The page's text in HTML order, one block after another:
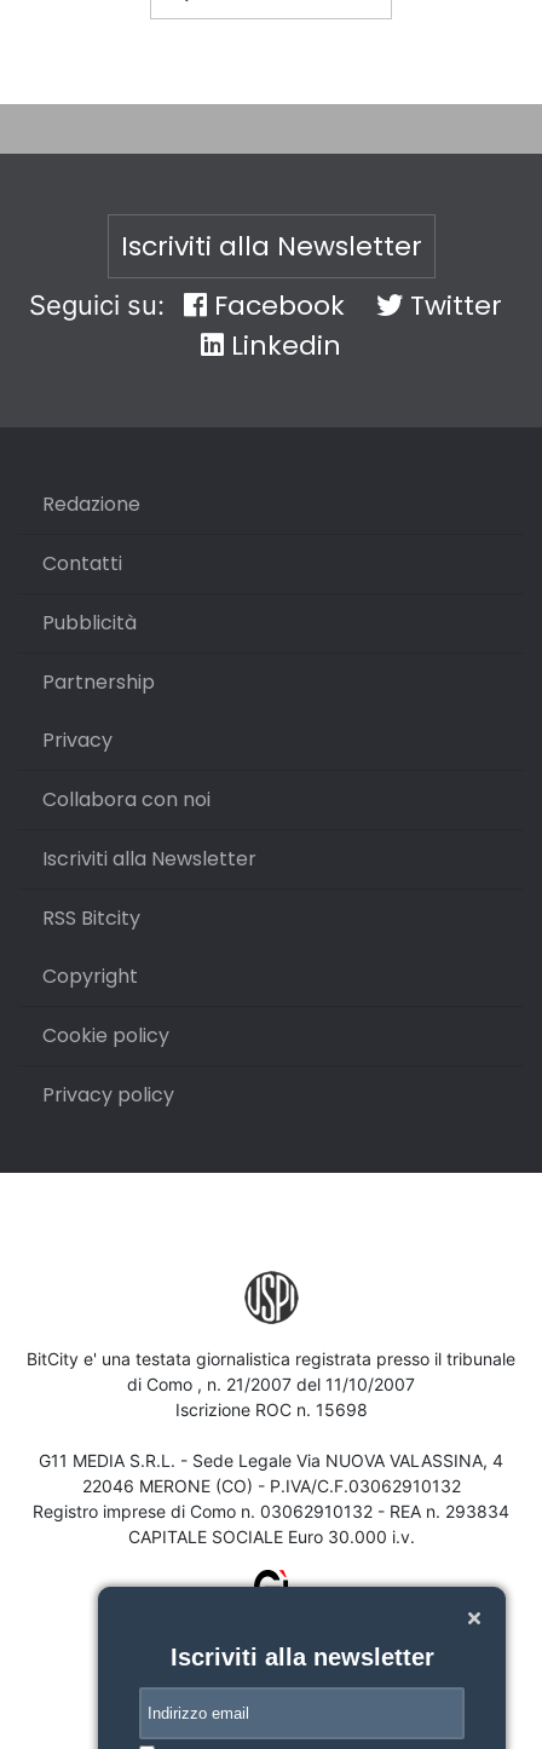
Iscriviti alla Newsletter
Seguici su: Facebook
Twitter
Linkedin
Redazione
Contatti
Pubblicità
Partnership
Privacy
Collabora con noi
Iscriviti alla Newsletter
RSS Bitcity
Copyright
Cookie policy
Privacy policy
BitCity e' una testata giornalistica registrata presso il tribunale
di Como , n. 21/2007 del 11/10/2007
Iscrizione ROC n. 15698
G11 MEDIA S.R.L. - Sede Legale Via NUOVA VALASSINA, 4
22046 MERONE (CO) - P.IVA/C.F.03062910132
Registro imprese di Como n. 03062910132 - REA n. 293834
CAPITALE SOCIALE Euro 30.000 i.v.
Iscriviti alla newsletter